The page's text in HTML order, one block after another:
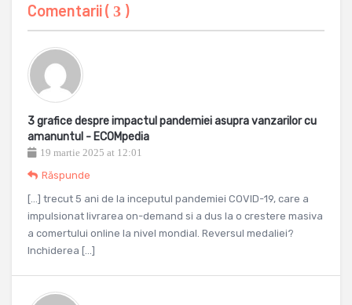
Comentarii ( 3 )
3 grafice despre impactul pandemiei asupra vanzarilor cu
amanuntul - ECOMpedia
19 martie 2025 at 12:01
Răspunde
[…] trecut 5 ani de la inceputul pandemiei COVID-19, care a
impulsionat livrarea on-demand si a dus la o crestere masiva
a comertului online la nivel mondial. Reversul medaliei?
Inchiderea […]